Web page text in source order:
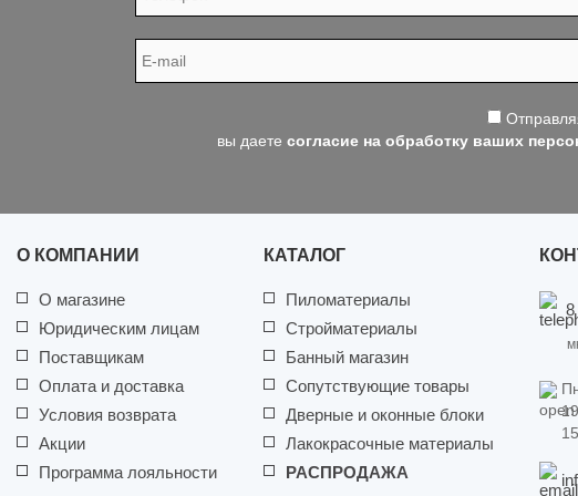
вы даете согласие на обработку ваших
О КОМПАНИИ
О магазине
Юридическим лицам
Поставщикам
Оплата и доставка
Условия возврата
Акции
Программа лояльности
КАТАЛОГ
Пиломатериалы
Стройматериалы
Банный магазин
Сопутствующие товары
Дверные и оконные блоки
Лакокрасочные материалы
РАСПРОДАЖА
8